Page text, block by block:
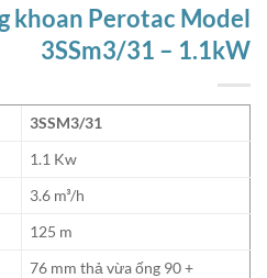
khoan Perotac Model
3SSm3/31 – 1.1kW
3SSM3/31
1.1 Kw
3.6 m³/h
125 m
76 mm thả vừa ống 90 +